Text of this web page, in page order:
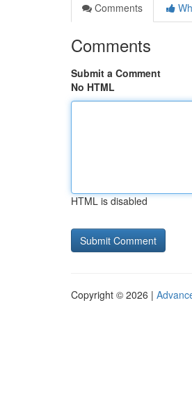
Comments
Comments
Submit a Comment
No HTML
HTML is disabled
Copyright © 2026 |